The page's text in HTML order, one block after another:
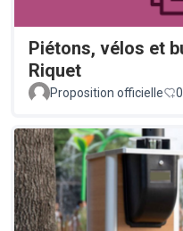
Piétons, vélos et
Riquet
Proposition officielle 0